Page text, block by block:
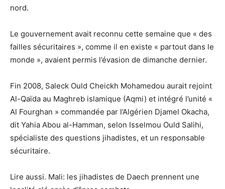
nord.
Le gouvernement avait reconnu cette semaine que « des
failles sécuritaires », comme il en existe « partout dans le
monde », avaient permis l’évasion de dimanche dernier.
Fin 2008, Saleck Ould Cheickh Mohamedou aurait rejoint
Al-Qaïda au Maghreb islamique (Aqmi) et intégré l’unité «
Al Fourghan » commandée par l’Algérien Djamel Okacha,
dit Yahia Abou al-Hamman, selon Isselmou Ould Salihi,
spécialiste des questions jihadistes, et un responsable
sécuritaire.
Lire aussi. Mali: les jihadistes de Daech prennent une